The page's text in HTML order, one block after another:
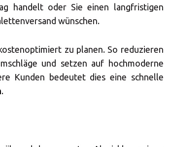
handelt oder Sie einen langfristigen
wünschen.
zu planen. So reduzieren
und setzen auf hochmoderne
Kunden bedeutet dies eine schnelle
.